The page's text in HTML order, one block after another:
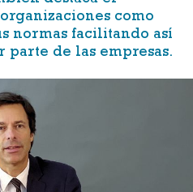
como
normas facilitando así
parte de las empresas.